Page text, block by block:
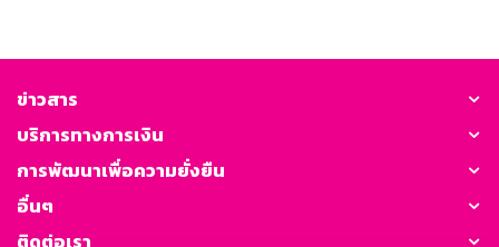
ข่าวสาร
บริการทางการเงิน
การพัฒนาเพื่อความยั่งยืน
อื่นๆ